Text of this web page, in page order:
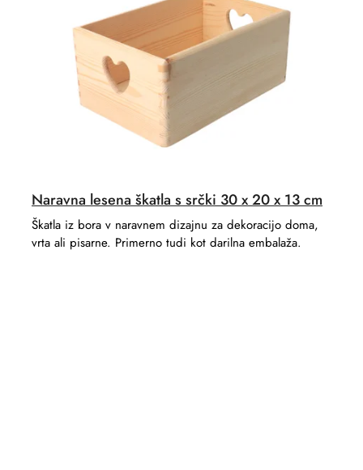
Naravna lesena škatla s srčki 30 x 20 x 13 cm
Škatla iz bora v naravnem dizajnu za dekoracijo doma,
vrta ali pisarne. Primerno tudi kot darilna embalaža.